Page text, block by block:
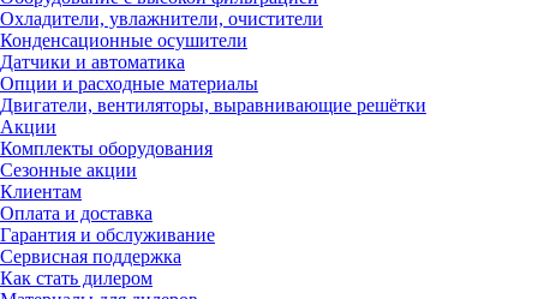
Охладители, увлажнители, очистители
Конденсационные осушители
Датчики и автоматика
Опции и расходные материалы
Двигатели, вентиляторы, выравнивающие решётки
Акции
Комплекты оборудования
Сезонные акции
Клиентам
Оплата и доставка
Гарантия и обслуживание
Сервисная поддержка
Как стать дилером